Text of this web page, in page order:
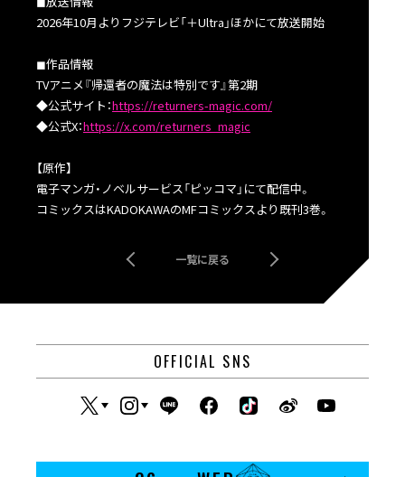
2026年10月よりフジテレビ「＋Ultra」ほかにて放送開始
◼︎作品情報
TVアニメ『帰還者の魔法は特別です』第2期
◆公式サイト：https://returners-magic.com/
◆公式X：https://x.com/returners_magic
【原作】
電子マンガ・ノベルサービス「ピッコマ」にて配信中。
コミックスはKADOKAWAのMFコミックスより既刊3巻。
一覧に戻る
OFFICIAL SNS